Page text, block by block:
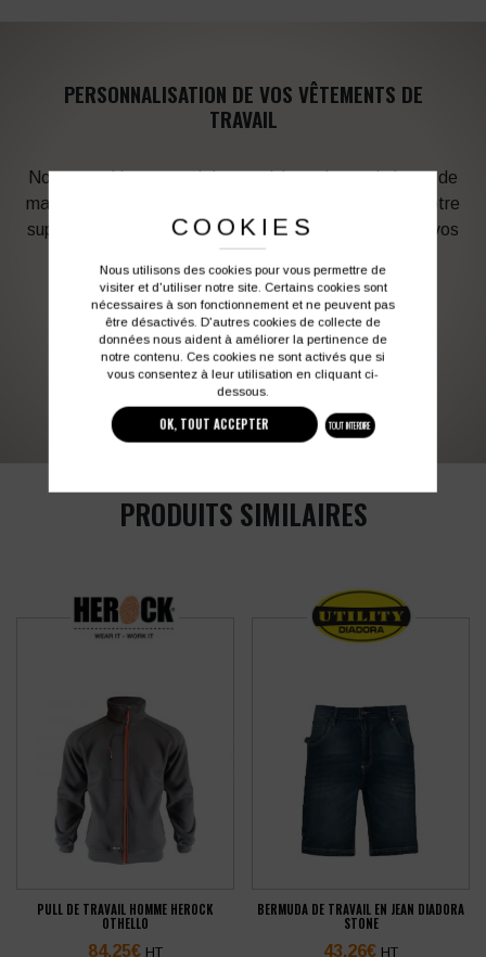
PERSONNALISATION DE VOS VÊTEMENTS DE
TRAVAIL
Notre graphiste connait les produits et les techniques de
marquage. Elle sera à votre service afin d’optimiser votre
support en fonction des contraintes techniques et de vos
besoins d’image. Profitez de son expérience !
Vous souhaitez avoir plus d’informations ?
contact@colbleu.fr
PRODUITS SIMILAIRES
PULL DE TRAVAIL HOMME HEROCK
OTHELLO
84,25€ HT
BERMUDA DE TRAVAIL EN JEAN DIADORA
STONE
43,26€ HT
COOKIES
Nous utilisons des cookies pour vous permettre de
visiter et d'utiliser notre site. Certains cookies sont
nécessaires à son fonctionnement et ne peuvent pas
être désactivés. D'autres cookies de collecte de
données nous aident à améliorer la pertinence de
notre contenu. Ces cookies ne sont activés que si
vous consentez à leur utilisation en cliquant ci-
dessous.
OK, TOUT ACCEPTER TOUT INTERDIRE